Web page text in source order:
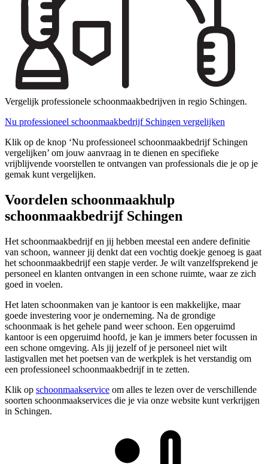
Vergelijk professionele schoonmaakbedrijven in regio Schingen.
Nu professioneel schoonmaakbedrijf Schingen vergelijken
Klik op de knop ‘Nu professioneel schoonmaakbedrijf Schingen
vergelijken’ om jouw aanvraag in te dienen en specifieke
vrijblijvende voorstellen te ontvangen van professionals die je op je
gemak kunt vergelijken.
Voordelen schoonmaakhulp
schoonmaakbedrijf Schingen
Het schoonmaakbedrijf en jij hebben meestal een andere definitie
van schoon, wanneer jij denkt dat een vochtig doekje genoeg is gaat
het schoonmaakbedrijf een stapje verder. Je wilt vanzelfsprekend je
personeel en klanten ontvangen in een schone ruimte, waar ze zich
goed in voelen.
Het laten schoonmaken van je kantoor is een makkelijke, maar
goede investering voor je onderneming. Na de grondige
schoonmaak is het gehele pand weer schoon. Een opgeruimd
kantoor is een opgeruimd hoofd, je kan je immers beter focussen in
een schone omgeving. Als jij jezelf of je personeel niet wilt
lastigvallen met het poetsen van de werkplek is het verstandig om
een professioneel schoonmaakbedrijf in te zetten.
Klik op schoonmaakservice om alles te lezen over de verschillende
soorten schoonmaakservices die je via onze website kunt verkrijgen
in Schingen.